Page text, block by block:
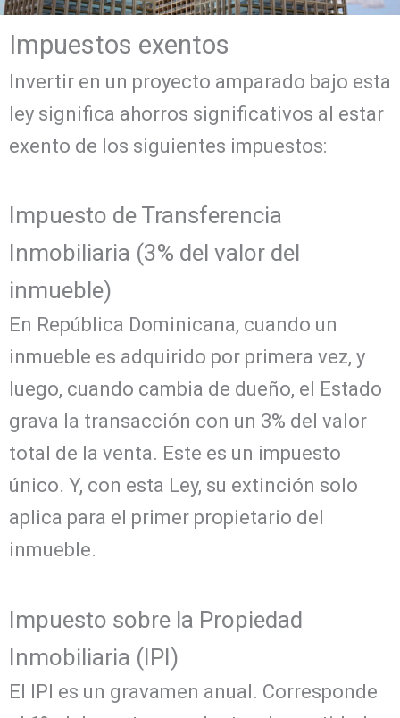
Impuestos exentos
Invertir en un proyecto amparado bajo esta
ley significa ahorros significativos al estar
exento de los siguientes impuestos:
Impuesto de Transferencia
Inmobiliaria (3% del valor del
inmueble)
En República Dominicana, cuando un
inmueble es adquirido por primera vez, y
luego, cuando cambia de dueño, el Estado
grava la transacción con un 3% del valor
total de la venta. Este es un impuesto
único. Y, con esta Ley, su extinción solo
aplica para el primer propietario del
inmueble.
Impuesto sobre la Propiedad
Inmobiliaria (IPI)
El IPI es un gravamen anual. Corresponde